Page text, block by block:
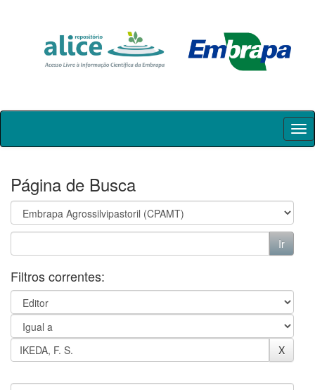
Skip
Página de Busca
Filtros correntes: